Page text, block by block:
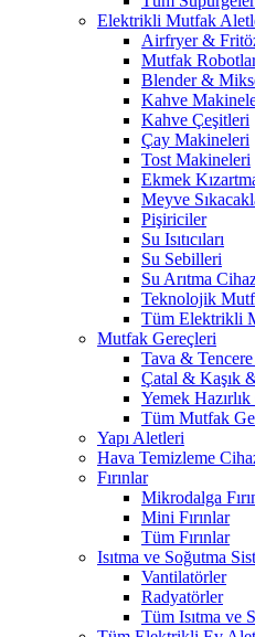
Elektrikli Mutfak
Airfryer &
Mutfak
Blender &
Kahve
Kahve Çeşitleri
Çay Makineleri
Tost Makineleri
Ekmek
Meyve
Pişiriciler
Su Isıtıcıları
Su Sebilleri
Su Arıtma
Teknolojik
Tüm Elektrikli
Mutfak Gereçleri
Tava &
Çatal & Kaşık
Yemek
Tüm Mutfak
Yapı Aletleri
Hava Temizleme
Fırınlar
Mikrodalga
Mini Fırınlar
Tüm Fırınlar
Isıtma ve Soğutma
Vantilatörler
Radyatörler
Tüm Isıtma ve